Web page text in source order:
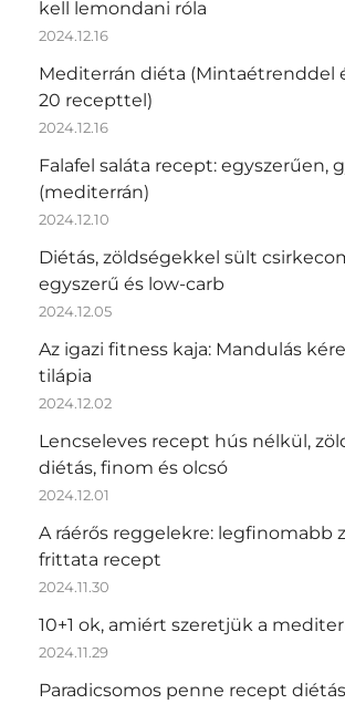
kell lemondani róla
2024.12.16
Mediterrán diéta (Mintaétrenddel
20 recepttel)
2024.12.16
Falafel saláta recept: egyszerűen,
(mediterrán)
2024.12.10
Diétás, zöldségekkel sült
egyszerű és low-carb
2024.12.05
Az igazi fitness kaja: Mandulás
tilápia
2024.12.02
Lencseleves recept hús nélkül,
diétás, finom és olcsó
2024.12.01
A ráérős reggelekre: legfinomabb
frittata recept
2024.11.30
10+1 ok, amiért szeretjük a
2024.11.29
Paradicsomos penne recept